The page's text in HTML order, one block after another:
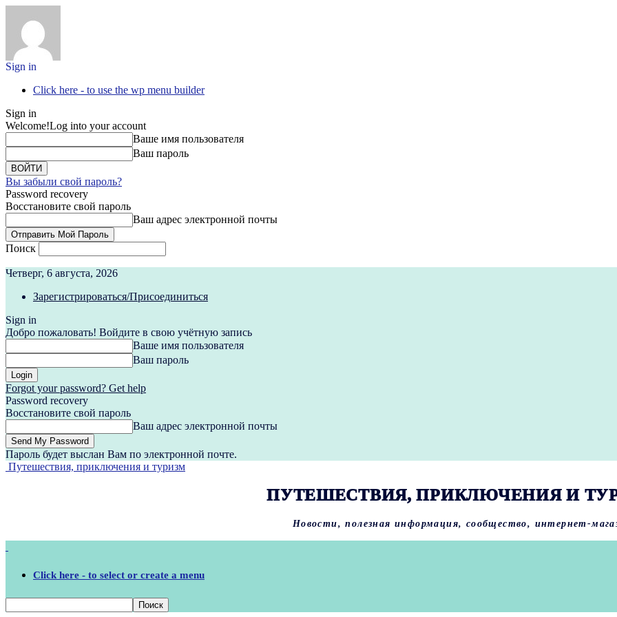
Sign in
Click here - to use the wp menu builder
Sign in
Welcome!Log into your account
Ваше имя пользователя
Ваш пароль
Вы забыли свой пароль?
Password recovery
Восстановите свой пароль
Ваш адрес электронной почты
Поиск
Четверг, 6 августа, 2026
Зарегистрироваться/Присоединиться
Sign in
Добро пожаловать! Войдите в свою учётную запись
Ваше имя пользователя
Ваш пароль
Forgot your password? Get help
Password recovery
Восстановите свой пароль
Ваш адрес электронной почты
Пароль будет выслан Вам по электронной почте.
Путешествия, приключения и туризм
ПУТЕШЕСТВИЯ, ПРИКЛЮЧЕНИЯ И
Новости, полезная информация, сообщество, интернет-
Click here - to select or create a menu